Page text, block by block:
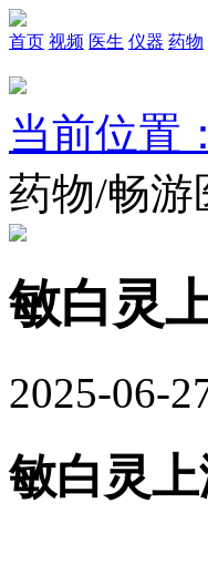
首页 视频 医生 仪器 药物
当前位置
药物/畅游
敏白灵
2025-06-
敏白灵